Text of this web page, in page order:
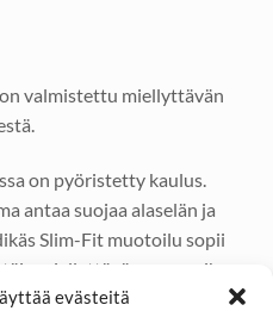
evästeitä
valmistettu miellyttävän
on pyöristetty kaulus.
antaa suojaa alaselän ja
Slim-Fit muotoilu sopii
miellyttävä suoraan ihoa
saumoja.